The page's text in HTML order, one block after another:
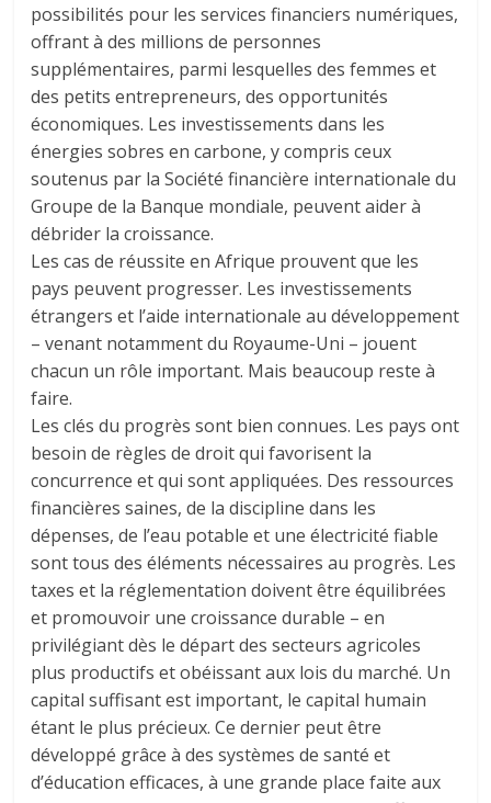
possibilités pour les services financiers numériques,
offrant à des millions de personnes
supplémentaires, parmi lesquelles des femmes et
des petits entrepreneurs, des opportunités
économiques. Les investissements dans les
énergies sobres en carbone, y compris ceux
soutenus par la Société financière internationale du
Groupe de la Banque mondiale, peuvent aider à
débrider la croissance.
Les cas de réussite en Afrique prouvent que les
pays peuvent progresser. Les investissements
étrangers et l’aide internationale au développement
– venant notamment du Royaume-Uni – jouent
chacun un rôle important. Mais beaucoup reste à
faire.
Les clés du progrès sont bien connues. Les pays ont
besoin de règles de droit qui favorisent la
concurrence et qui sont appliquées. Des ressources
financières saines, de la discipline dans les
dépenses, de l’eau potable et une électricité fiable
sont tous des éléments nécessaires au progrès. Les
taxes et la réglementation doivent être équilibrées
et promouvoir une croissance durable – en
privilégiant dès le départ des secteurs agricoles
plus productifs et obéissant aux lois du marché. Un
capital suffisant est important, le capital humain
étant le plus précieux. Ce dernier peut être
développé grâce à des systèmes de santé et
d’éducation efficaces, à une grande place faite aux